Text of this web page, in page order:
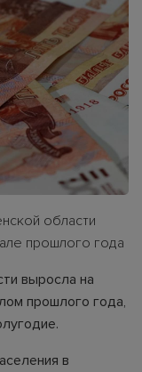
области
прошлого года
выросла на
прошлого года,
в